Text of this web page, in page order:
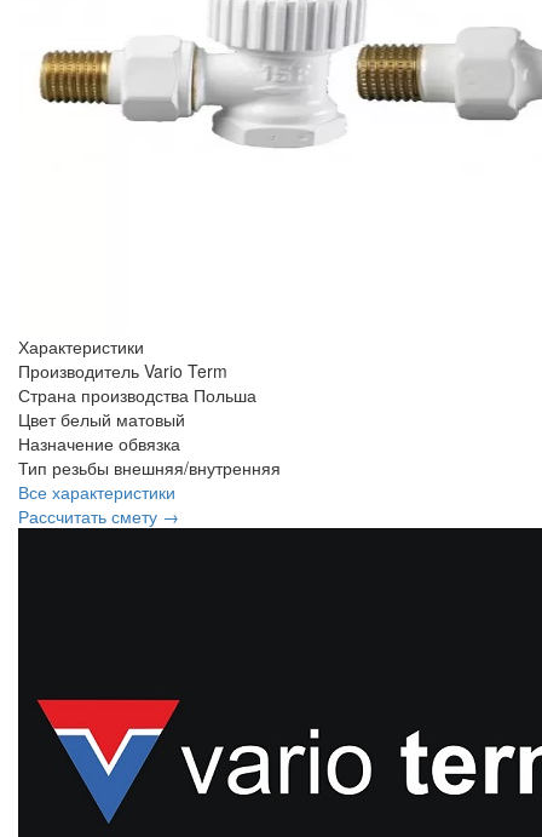
Характеристики
Производитель Vario Term
Страна производства Польша
Цвет белый матовый
Назначение обвязка
Тип резьбы внешняя/внутренняя
Все характеристики
Рассчитать смету →